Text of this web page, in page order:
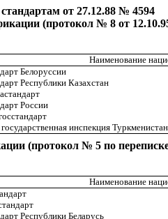
от 27.12.88 № 4594
(протокол № 8 от
Наименование
Белоруссии
Республики Казахстан
России
инспекция
(протокол № 5 по
Наименование
Республики Беларусь